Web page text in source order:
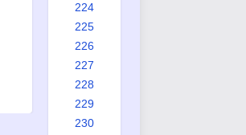
224
225
226
227
228
229
230